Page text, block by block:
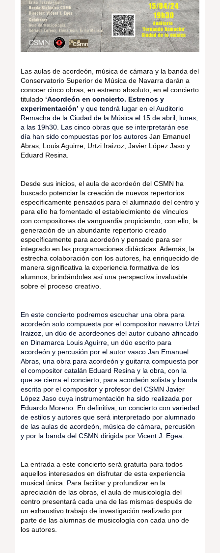
Las aulas de acordeón, música de cámara y la banda del
Conservatorio Superior de Música de Navarra darán a
conocer cinco obras, en estreno absoluto, en el concierto
titulado ‘Acordeón en concierto. Estrenos y
experimentación’ y que tendrá lugar en el Auditorio
Remacha de la Ciudad de la Música el 15 de abril, lunes,
a las 19h30. Las cinco obras que se interpretarán ese
día han sido compuestas por los autores Jan Emanuel
Abras, Louis Aguirre, Urtzi Iraizoz, Javier López Jaso y
Eduard Resina.
Desde sus inicios, el aula de acordeón del CSMN ha
buscado potenciar la creación de nuevos repertorios
específicamente pensados para el alumnado del centro y
para ello ha fomentado el establecimiento de vínculos
con compositores de vanguardia propiciando, con ello, la
generación de un abundante repertorio creado
específicamente para acordeón y pensado para ser
integrado en las programaciones didácticas. Además, la
estrecha colaboración con los autores, ha enriquecido de
manera significativa la experiencia formativa de los
alumnos, brindándoles así una perspectiva invaluable
sobre el proceso creativo.
En este concierto podremos escuchar una obra para
acordeón solo compuesta por el compositor navarro Urtzi
Iraizoz, un dúo de acordeones del autor cubano afincado
en Dinamarca Louis Aguirre, un dúo escrito para
acordeón y percusión por el autor vasco Jan Emanuel
Abras, una obra para acordeón y guitarra compuesta por
el compositor catalán Eduard Resina y la obra, con la
que se cierra el concierto, para acordeón solista y banda
escrita por el compositor y profesor del CSMN Javier
López Jaso cuya instrumentación ha sido realizada por
Eduardo Moreno. En definitiva, un concierto con variedad
de estilos y autores que será interpretado por alumnado
de las aulas de acordeón, música de cámara, percusión
y por la banda del CSMN dirigida por Vicent J. Egea.
La entrada a este concierto será gratuita para todos
aquellos interesados en disfrutar de esta experiencia
musical única.
Para facilitar y profundizar en la
apreciación de las obras, el aula de musicología del
centro presentará cada una de las mismas después de
un exhaustivo trabajo de investigación realizado por
parte de las alumnas de musicología con cada uno de
los autores.